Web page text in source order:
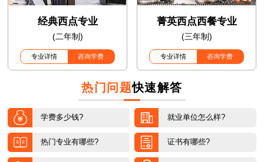
经典西点专业
(二年制)
专业详情 咨询学费
菁英西点西餐专业
(三年制)
专业详情 咨询学费
热门问题快速解答
学费多少钱? 就业单位怎么样?
热门专业有哪些? 证书有哪些?